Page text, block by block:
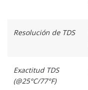
Resolución de TDS
Exactitud TDS
(@25°C/77°F)